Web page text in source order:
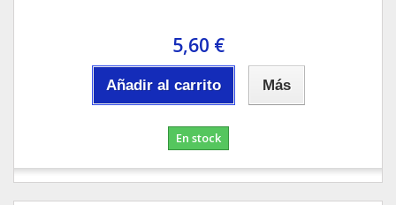
5,60 €
Añadir al carrito Más
En stock